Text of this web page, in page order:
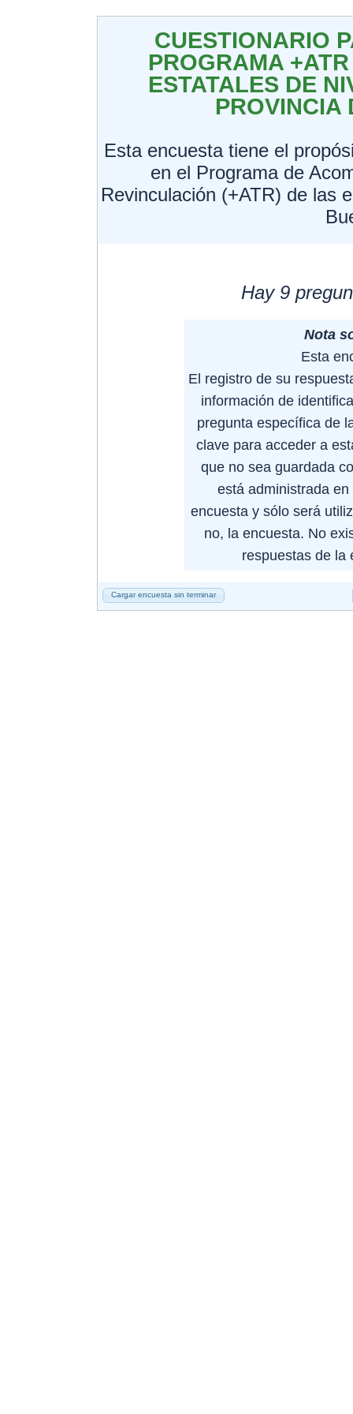
CUESTIONARIO
PROGRAMA
ESTATALES DE
PROVINCIA
Esta encuesta tiene el
en el Programa de
Revinculación (+ATR) de las
Hay 9
Nota
Esta
El registro de su
información de
pregunta específica de
clave para acceder a
que no sea guardada
está administrada
encuesta y sólo será
no, la encuesta. No
respuestas de la
Cargar encuesta sin terminar